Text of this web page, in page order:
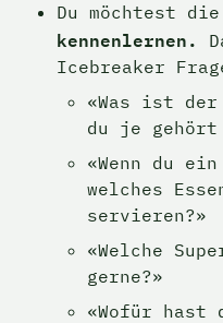
Du möchtest die
kennenlernen.
Icebreaker
«Was ist
du je gehört
«Wenn du
welches
servieren?»
«Welche
gerne?»
«Wofür hast